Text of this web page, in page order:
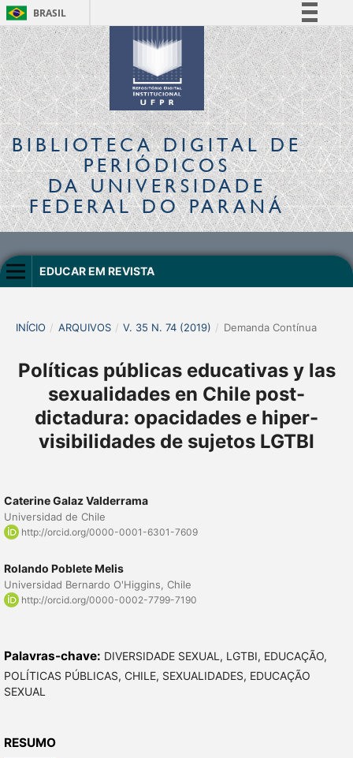
BRASIL
Simplifique!
Comunica BR
Participe
Acesso à informação
Legislação
Canais
BIBLIOTECA DIGITALDE
PERIÓDICOS
DA UNIVERSIDADE
FEDERAL DO PARANÁ
EDUCAR EM REVISTA
INÍCIO / ARQUIVOS / V. 35 N. 74 (2019) / Demanda Contínua
Políticas públicas educativas y las
sexualidades en Chile post-
dictadura: opacidades e hiper-
visibilidades de sujetos LGTBI
Caterine Galaz Valderrama
Universidad de Chile
http://orcid.org/0000-0001-6301-7609
Rolando Poblete Melis
Universidad Bernardo O'Higgins, Chile
http://orcid.org/0000-0002-7799-7190
Palavras-chave: DIVERSIDADE SEXUAL, LGTBI, EDUCAÇÃO,
POLÍTICAS PÚBLICAS, CHILE, SEXUALIDADES, EDUCAÇÃO
SEXUAL
RESUMO